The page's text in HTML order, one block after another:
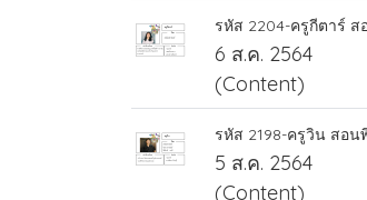
รหัส 2204-ครูกีตาร์
6 ส.ค. 2564
(Content)
รหัส 2198-ครูวิน สอ
5 ส.ค. 2564
(Content)